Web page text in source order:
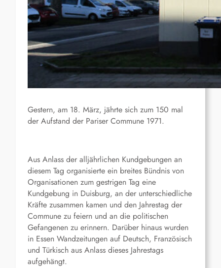
Gestern, am 18. März, jährte sich zum 150 mal
der Aufstand der Pariser Commune 1971.
Aus Anlass der alljährlichen Kundgebungen an
diesem Tag organisierte ein breites Bündnis von
Organisationen zum gestrigen Tag eine
Kundgebung in Duisburg, an der unterschiedliche
Kräfte zusammen kamen und den Jahrestag der
Commune zu feiern und an die politischen
Gefangenen zu erinnern. Darüber hinaus wurden
in Essen Wandzeitungen auf Deutsch, Französisch
und Türkisch aus Anlass dieses Jahrestags
aufgehängt.